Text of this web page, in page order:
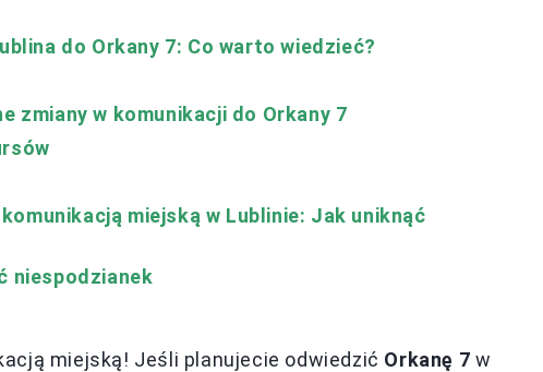
do Orkany 7: Co warto wiedzieć?
zmiany w komunikacji do Orkany 7
miejską w Lublinie: Jak uniknąć
niespodzianek
miejską! Jeśli planujecie odwiedzić Orkanę 7 w